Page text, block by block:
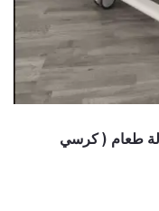
طعام ( كرسي